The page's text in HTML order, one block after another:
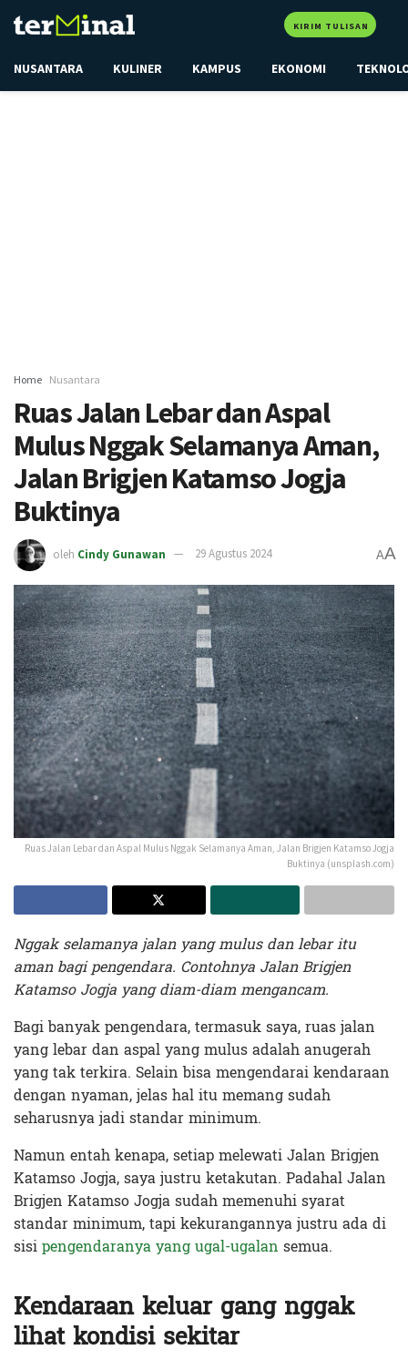
KIRIM TULISAN
NUSANTARA KULINER KAMPUS EKONOMI
Home Nusantara
Ruas Jalan Lebar dan Aspal
Mulus Nggak Selamanya Aman,
Jalan Brigjen Katamso Jogja
Buktinya
oleh Cindy Gunawan 29 Agustus 2024 AA
Ruas Jalan Lebar dan Aspal Mulus Nggak Selamanya Aman, Jalan Brigjen Katamso Jogja
Buktinya (unsplash.com)
Nggak selamanya jalan yang mulus dan lebar itu
aman bagi pengendara. Contohnya Jalan Brigjen
Katamso Jogja yang diam-diam mengancam.
Bagi banyak pengendara, termasuk saya, ruas jalan
yang lebar dan aspal yang mulus adalah anugerah
yang tak terkira. Selain bisa mengendarai kendaraan
dengan nyaman, jelas hal itu memang sudah
seharusnya jadi standar minimum.
Namun entah kenapa, setiap melewati Jalan Brigjen
Katamso Jogja, saya justru ketakutan. Padahal Jalan
Brigjen Katamso Jogja sudah memenuhi syarat
standar minimum, tapi kekurangannya justru ada di
sisipengendaranya yang ugal-ugalan semua.
Kendaraan keluar gang nggak
lihat kondisi sekitar